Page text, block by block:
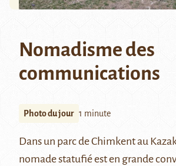
Nomadisme des
communications
Photo du jour 1 minute
Dans un parc deChimkentau
nomade statufié est en grande